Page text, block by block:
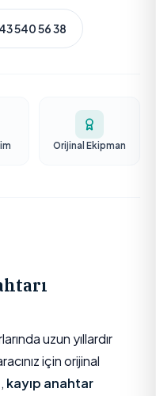
540 56 38
Orijinal Ekipman
uzun yıllardır
için orijinal
, kayıp anahtar